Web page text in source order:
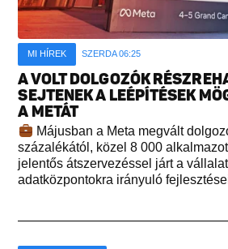
MI HÍREK SZERDA 06:25
A VOLT DOLGOZÓK
SEJTENEK A LEÉPÍTÉSEK
A METÁT
Májusban a Meta megvált
százalékától, közel 8 000
jelentős átszervezéssel járt a
adatközpontokra irányuló